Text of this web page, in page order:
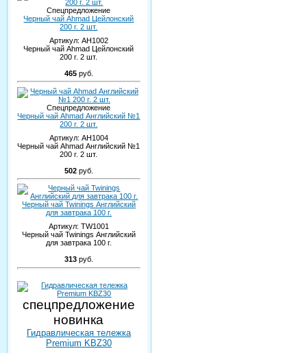
Спецпредложение
Черный чай Ahmad Цейлонский
200 г. 2 шт.
Артикул: AH1002
Черный чай Ahmad Цейлонский
200 г. 2 шт.
465 руб.
Спецпредложение
Черный чай Ahmad Английский №1
200 г. 2 шт.
Артикул: AH1004
Черный чай Ahmad Английский №1
200 г. 2 шт.
502 руб.
Черный чай Twinings Английский
для завтрака 100 г.
Артикул: TW1001
Черный чай Twinings Английский
для завтрака 100 г.
313 руб.
спецпредложение
новинка
Гидравлическая тележка
Premium KBZ30